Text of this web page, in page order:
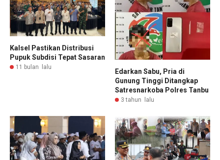
Kalsel Pastikan Distribusi
Pupuk Subdisi Tepat Sasaran
11 bulan lalu
Edarkan Sabu, Pria di
Gunung Tinggi Ditangkap
Satresnarkoba Polres Tanbu
3 tahun lalu